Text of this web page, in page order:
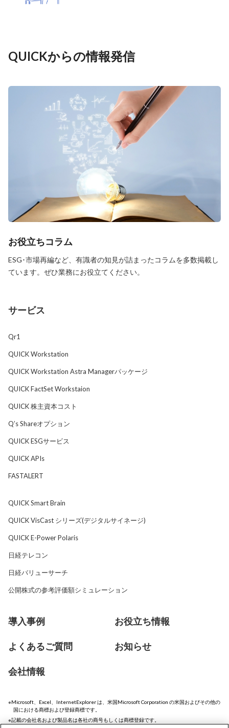
QUICKからの情報発信
お役立ちコラム
ESG･市場再編など、有識者の知見が詰まったコラムを多数掲載し
ています。ぜひ業務にお役立てください。
サービス
Qr1
QUICK Workstation
QUICK Workstation Astra Managerパッケージ
QUICK FactSet Workstaion
QUICK 株主資本コスト
Q’s Shareオプション
QUICK ESGサービス
QUICK APIs
FASTALERT
QUICK Smart Brain
QUICK VisCast シリーズ(デジタルサイネージ)
QUICK E-Power Polaris
日経テレコン
日経バリューサーチ
公開株式の参考評価額シミュレーション
導入事例 お役立ち情報
よくあるご質問 お知らせ
会社情報
Microsoft、Excel、InternetExplorer は、米国Microsoft Corporation の米国およびその他の
国における商標および登録商標です。
記載の会社名および製品名は各社の商号もしくは商標登録です。